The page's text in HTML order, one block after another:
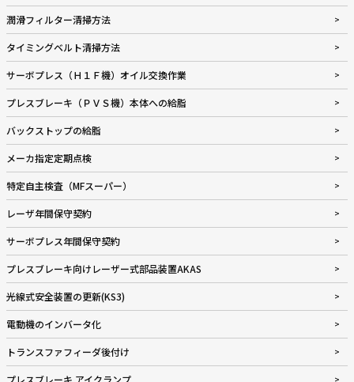
潤滑フィルター清掃方法
タイミングベルト清掃方法
サーボプレス（Ｈ１Ｆ機）オイル交換作業
プレスブレーキ（ＰＶＳ機）本体への給脂
バックストップの給脂
メーカ指定定期点検
特定自主検査（MFスーパー）
レーザ年間保守契約
サーボプレス年間保守契約
プレスブレーキ向けレーザー式部品装置AKAS
光線式安全装置の更新(KS3)
電動機のインバータ化
トランスファフィーダ後付け